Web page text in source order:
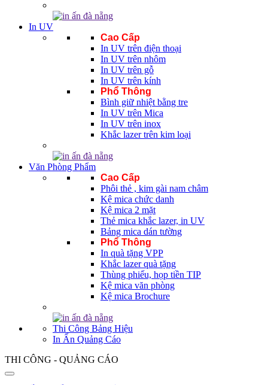
In UV
Cao Cấp
In UV trên điện thoại
In UV trên nhôm
In UV trên gỗ
In UV trên kính
Phổ Thông
Bình giữ nhiệt bằng tre
In UV trên Mica
In UV trên inox
Khắc lazer trên kim loại
Văn Phòng Phẩm
Cao Cấp
Phôi thẻ , kim gài nam châm
Kệ mica chức danh
Kệ mica 2 mặt
Thẻ mica khắc lazer, in UV
Bảng mica dán tường
Phổ Thông
In quà tặng VPP
Khắc lazer quà tặng
Thùng phiếu, họp tiền TIP
Kệ mica văn phòng
Kệ mica Brochure
Thi Công Bảng Hiệu
In Ấn Quảng Cáo
THI CÔNG - QUẢNG CÁO